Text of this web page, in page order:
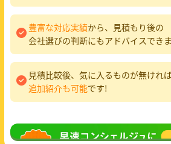
豊富な対応実績から、見積もり後の
会社選びの判断にもアドバイスでき
見積比較後、気に入るものが無けれ
追加紹介も可能です!
無料相談してみ